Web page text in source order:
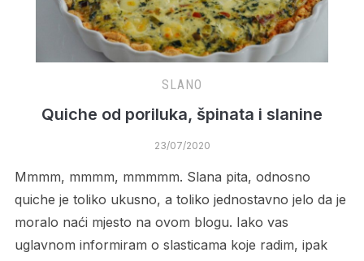
SLANO
Quiche od poriluka, špinata i slanine
23/07/2020
Mmmm, mmmm, mmmmm. Slana pita, odnosno
quiche je toliko ukusno, a toliko jednostavno jelo da je
moralo naći mjesto na ovom blogu. Iako vas
uglavnom informiram o slasticama koje radim, ipak